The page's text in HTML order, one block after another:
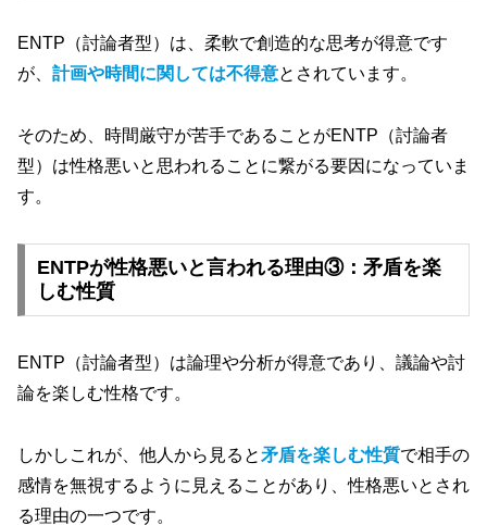
ENTP（討論者型）は、柔軟で創造的な思考が得意です
が、 計画や時間に関しては不得意とされています。
そのため、時間厳守が苦手であることがENTP（討論者
型）は性格悪いと思われることに繋がる要因になっていま
す。
ENTPが性格悪いと言われる理由③：矛盾を楽
しむ性質
ENTP（討論者型）は論理や分析が得意であり、議論や討
論を楽しむ性格です。
しかしこれが、他人から見ると矛盾を楽しむ性質で相手の
感情を無視するように見えることがあり、性格悪いとされ
る理由の一つです。